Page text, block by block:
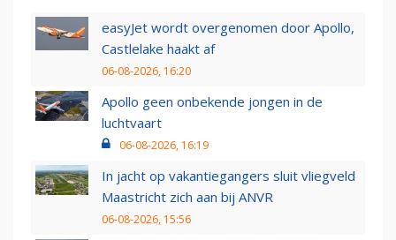
easyJet wordt overgenomen door Apollo,
Castlelake haakt af
06-08-2026, 16:20
Apollo geen onbekende jongen in de
luchtvaart
06-08-2026, 16:19
In jacht op vakantiegangers sluit vliegveld
Maastricht zich aan bij ANVR
06-08-2026, 15:56